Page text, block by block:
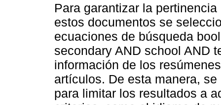
Para garantizar la
estos documentos se
ecuaciones de búsqueda
secondary AND school AND
información de los
artículos. De esta manera,
para limitar los resultados a